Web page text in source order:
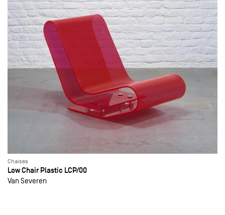
Chaises
Low Chair Plastic LCP/00
Van Severen